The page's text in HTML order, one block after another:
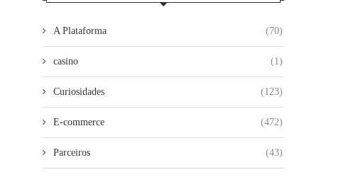
A Plataforma (70)
casino (1)
Curiosidades (123)
E-commerce (472)
Parceiros (43)